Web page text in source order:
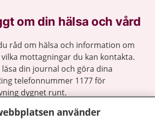
om din hälsa och vård
råd om hälsa och information om
mottagningar du kan kontakta.
din journal och göra dina
telefonnummer 1177 för
dygnet runt.
använder